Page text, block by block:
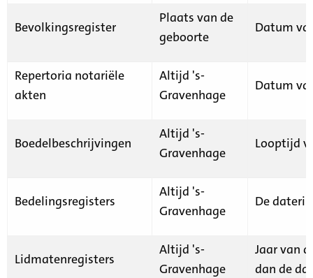
Bevolkingsregister
Plaats van de
geboorte
Datum
Repertoria notariële
akten
Altijd 's-
Gravenhage
Datum
Boedelbeschrijvingen
Altijd 's-
Gravenhage
Looptijd
Bedelingsregisters
Altijd 's-
Gravenhage
De
Lidmatenregisters
Altijd 's-
Gravenhage
Jaar van
dan de